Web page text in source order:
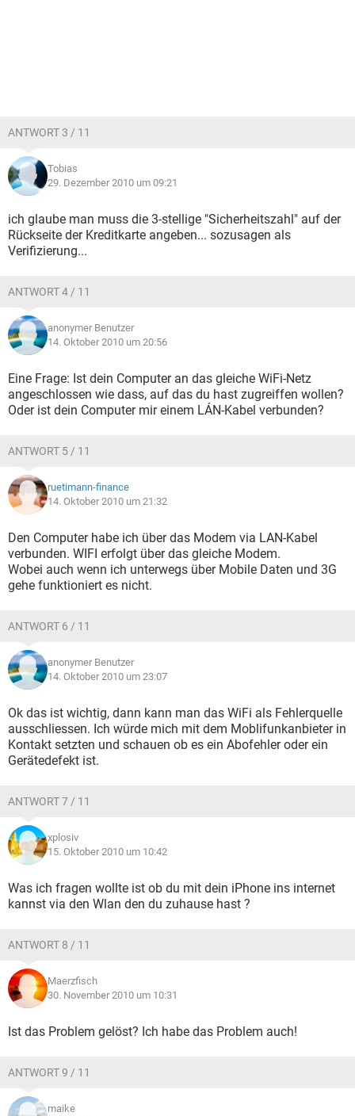
ANTWORT 3 / 11
Tobias
29. Dezember 2010 um 09:21
ich glaube man muss die 3-stellige "Sicherheitszahl" auf der
Rückseite der Kreditkarte angeben... sozusagen als
Verifizierung...
ANTWORT 4 / 11
anonymer Benutzer
14. Oktober 2010 um 20:56
Eine Frage: Ist dein Computer an das gleiche WiFi-Netz
angeschlossen wie dass, auf das du hast zugreiffen wollen?
Oder ist dein Computer mir einem LÁN-Kabel verbunden?
ANTWORT 5 / 11
ruetimann-finance
14. Oktober 2010 um 21:32
Den Computer habe ich über das Modem via LAN-Kabel
verbunden. WIFI erfolgt über das gleiche Modem.
Wobei auch wenn ich unterwegs über Mobile Daten und 3G
gehe funktioniert es nicht.
ANTWORT 6 / 11
anonymer Benutzer
14. Oktober 2010 um 23:07
Ok das ist wichtig, dann kann man das WiFi als Fehlerquelle
ausschliessen. Ich würde mich mit dem Moblifunkanbieter in
Kontakt setzten und schauen ob es ein Abofehler oder ein
Gerätedefekt ist.
ANTWORT 7 / 11
xplosiv
15. Oktober 2010 um 10:42
Was ich fragen wollte ist ob du mit dein iPhone ins internet
kannst via den Wlan den du zuhause hast ?
ANTWORT 8 / 11
Maerzfisch
30. November 2010 um 10:31
Ist das Problem gelöst? Ich habe das Problem auch!
ANTWORT 9 / 11
maike